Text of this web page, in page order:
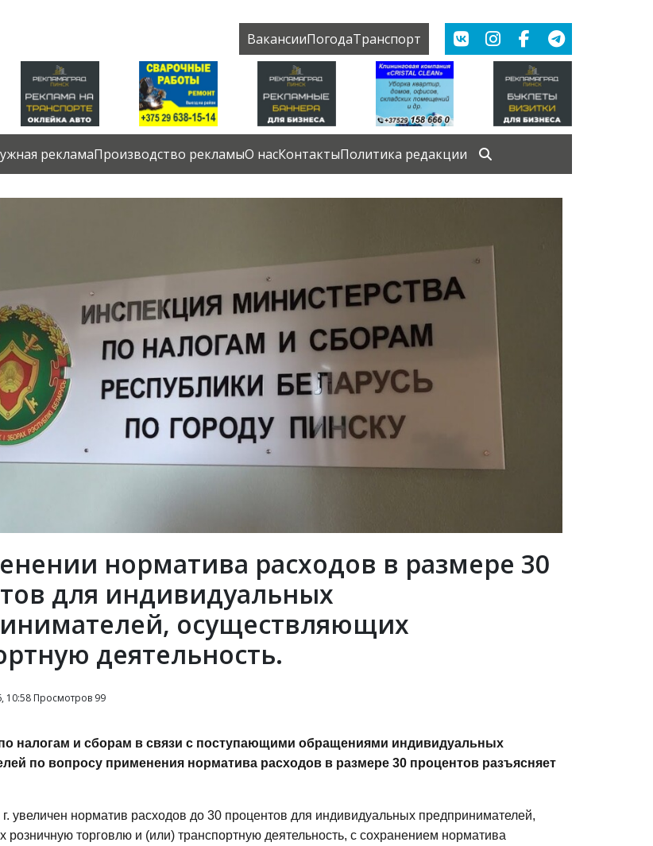
ВакансииПогодаТранспорт
рекламаПроизводство рекламыО насКонтактыПолитика редакции
норматива расходов в размере 30
для индивидуальных
осуществляющих
деятельность.
10:58 Просмотров 99
налогам и сборам в связи с поступающими обращениями индивидуальных
по вопросу применения норматива расходов в размере 30 процентов разъясняет
увеличен норматив расходов до 30 процентов для индивидуальных предпринимателей,
торговлю и (или) транспортную деятельность, с сохранением норматива